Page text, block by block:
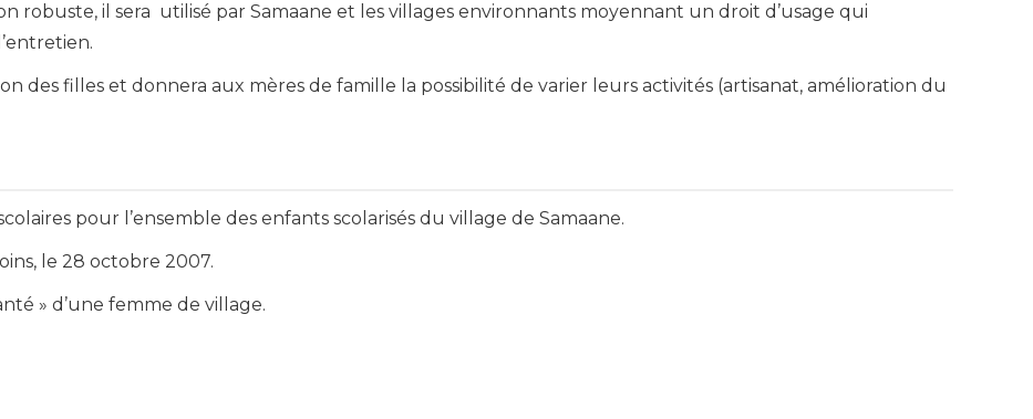
robuste, il sera utilisé par Samaane et les villages environnants moyennant un droit d’usage qui
des filles et donnera aux mères de famille la possibilité de varier leurs activités (artisanat, amélioration du
pour l’ensemble des enfants scolarisés du village de Samaane.
le 28 octobre 2007.
» d’une femme de village.